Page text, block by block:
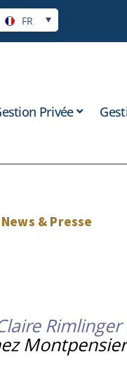
FR
Privée
News & Presse
Rimlinger